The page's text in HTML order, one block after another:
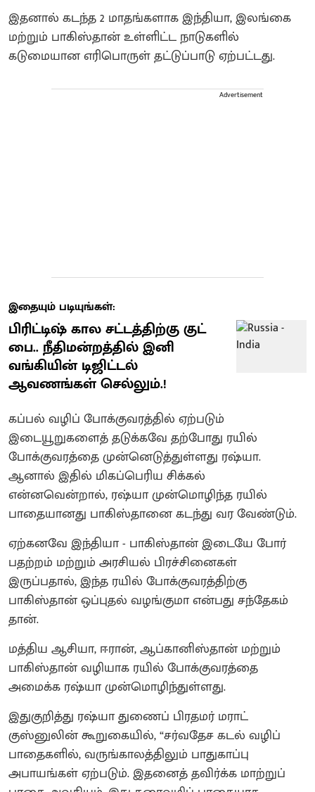
இதனால் கடந்த 2 மாதங்களாக இந்தியா, இலங்கை
மற்றும் பாகிஸ்தான் உள்ளிட்ட நாடுகளில்
கடுமையான எரிபொருள் தட்டுப்பாடு ஏற்பட்டது.
Advertisement
இதையும் படியுங்கள்:
பிரிட்டிஷ் கால சட்டத்திற்கு குட்
பை.. நீதிமன்றத்தில் இனி
வங்கியின் டிஜிட்டல்
ஆவணங்கள் செல்லும்.!
கப்பல் வழிப் போக்குவரத்தில் ஏற்படும்
இடையூறுகளைத் தடுக்கவே தற்போது ரயில்
போக்குவரத்தை முன்னெடுத்துள்ளது ரஷ்யா.
ஆனால் இதில் மிகப்பெரிய சிக்கல்
என்னவென்றால், ரஷ்யா முன்மொழிந்த ரயில்
பாதையானது பாகிஸ்தானை கடந்து வர வேண்டும்.
ஏற்கனவே இந்தியா - பாகிஸ்தான் இடையே போர்
பதற்றம் மற்றும் அரசியல் பிரச்சினைகள்
இருப்பதால், இந்த ரயில் போக்குவரத்திற்கு
பாகிஸ்தான் ஒப்புதல் வழங்குமா என்பது சந்தேகம்
தான்.
மத்திய ஆசியா, ஈரான், ஆப்கானிஸ்தான் மற்றும்
பாகிஸ்தான் வழியாக ரயில் போக்குவரத்தை
அமைக்க ரஷ்யா முன்மொழிந்துள்ளது.
இதுகுறித்து ரஷ்யா துணைப் பிரதமர் மராட்
குஸ்னுலின் கூறுகையில், “சர்வதேச கடல் வழிப்
பாதைகளில், வருங்காலத்திலும் பாதுகாப்பு
அபாயங்கள் ஏற்படும். இதனைத் தவிர்க்க மாற்றுப்